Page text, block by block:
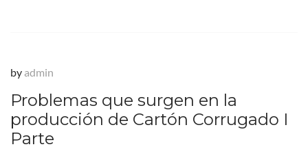
by admin
Problemas que surgen en la
producción de Cartón Corrugado I
Parte